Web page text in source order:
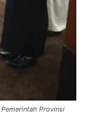
Provinsi